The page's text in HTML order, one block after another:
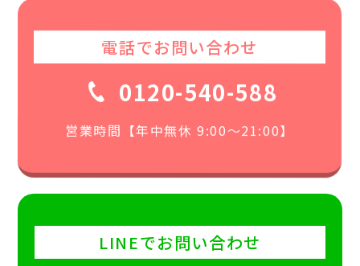
電話でお問い合わせ
0120-540-588
営業時間【年中無休 9:00〜21:00】
LINEでお問い合わせ